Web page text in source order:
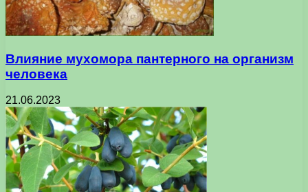
Влияние мухомора пантерного на организм
человека
21.06.2023